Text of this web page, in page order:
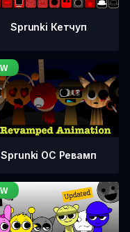
Sprunki Кетчуп
Sprunki OC Ревамп